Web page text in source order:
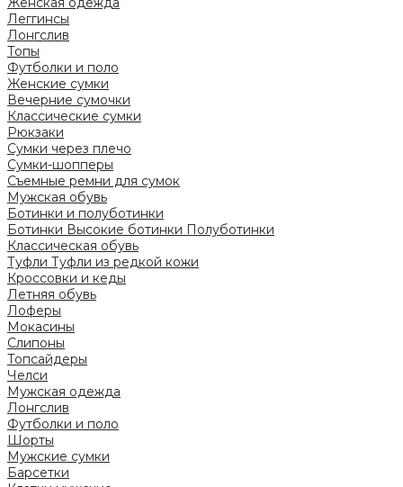
Леггинсы
Лонгслив
Топы
Футболки и поло
Женские сумки
Вечерние сумочки
Классические сумки
Рюкзаки
Сумки через плечо
Сумки-шопперы
Съемные ремни для сумок
Мужская обувь
Ботинки и полуботинки
Ботинки Высокие ботинки Полуботинки
Классическая обувь
Туфли Туфли из редкой кожи
Кроссовки и кеды
Летняя обувь
Лоферы
Мокасины
Слипоны
Топсайдеры
Челси
Мужская одежда
Лонгслив
Футболки и поло
Шорты
Мужские сумки
Барсетки